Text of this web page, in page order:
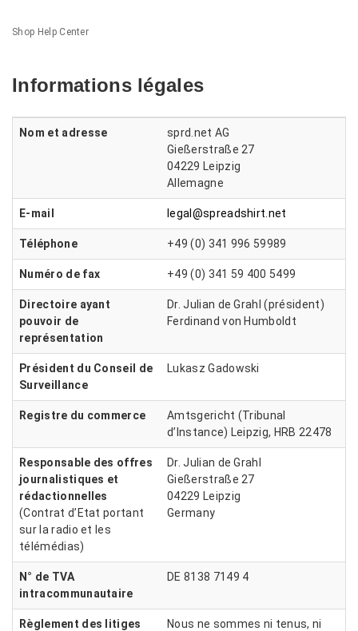
Shop Help Center
Informations légales
Nom et adresse
sprd.net AG
Gießerstraße 27
04229 Leipzig
Allemagne
E-mail legal@spreadshirt.net
Téléphone +49 (0) 341 996 59989
Numéro de fax +49 (0) 341 59 400 5499
Directoire ayant
pouvoir de
représentation
Dr. Julian de Grahl (président)
Ferdinand von Humboldt
Président du Conseil de
Surveillance
Lukasz Gadowski
Registre du commerce
Amtsgericht (Tribunal
d’Instance) Leipzig, HRB 22478
Responsable des offres
journalistiques et
rédactionnelles
(Contrat d’Etat portant
sur la radio et les
télémédias)
Dr. Julian de Grahl
Gießerstraße 27
04229 Leipzig
Germany
N° de TVA
intracommunautaire
DE 8138 7149 4
Règlement des litiges
Nous ne sommes ni tenus, ni